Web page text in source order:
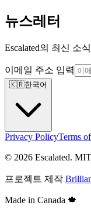
뉴스레터
Escalated의 최신 소
이메일 주소 입력
🇰🇷한국어
Privacy PolicyTerms
© 2026 Escalated.
프로젝트 제작
Made in Canada 🍁